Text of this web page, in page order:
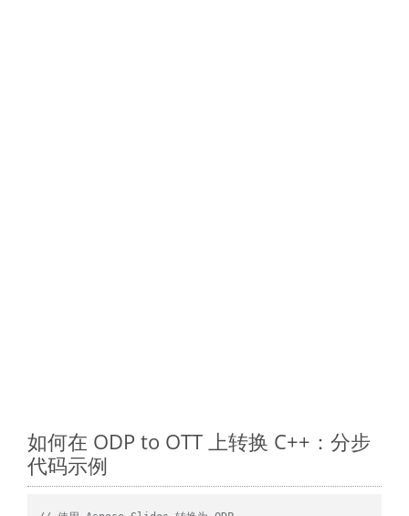
如何在 ODP to OTT 上转换 C++：分步
代码示例